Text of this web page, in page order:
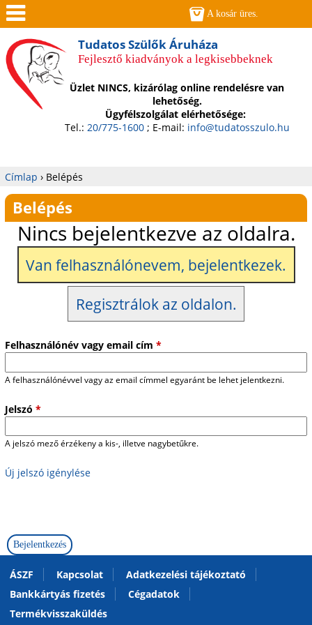
Jump to navigation
Tudatos Szülők Áruháza
Fejlesztő kiadványok a legkisebbeknek
Üzlet NINCS, kizárólag online rendelésre van
lehetőség.
Ügyfélszolgálat elérhetősége:
Tel.: 20/775-1600; E-mail: info@tudatosszulo.hu
Jelenlegi
hely
Címlap › Belépés
Belépés
Nincs bejelentkezve az oldalra.
Van felhasználónevem, bejelentkezek.
Regisztrálok az oldalon.
Felhasználónév vagy email cím *
A felhasználónévvel vagy az email címmel egyaránt be lehet jelentkezni.
Jelszó *
A jelszó mező érzékeny a kis-, illetve nagybetűkre.
Új jelszó igénylése
A kosár üres.
Men
ü
ÁSZF Kapcsolat
Adatkezelési tájékoztató
Bankkártyás fizetés
Cégadatok
Termékvisszaküldés